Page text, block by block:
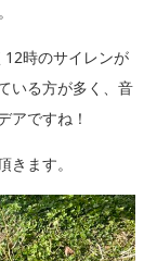
時のサイレンが
いる方が多く、音
アですね！
ます。